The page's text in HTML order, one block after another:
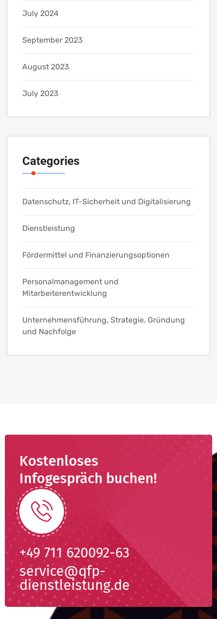
July 2024
September 2023
August 2023
July 2023
Categories
Datenschutz, IT-Sicherheit und Digitalisierung
Dienstleistung
Fördermittel und Finanzierungsoptionen
Personalmanagement und
Mitarbeiterentwicklung
Unternehmensführung, Strategie, Gründung
und Nachfolge
Kostenloses
Infogespräch buchen!
+49 711 620092-63
service@qfp-
dienstleistung.de